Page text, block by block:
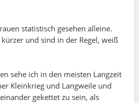
statistisch gesehen alleine.
und sind in der Regel, weiß
sehe ich in den meisten Langzeit
Kleinkrieg und Langweile und
gekettet zu sein, als